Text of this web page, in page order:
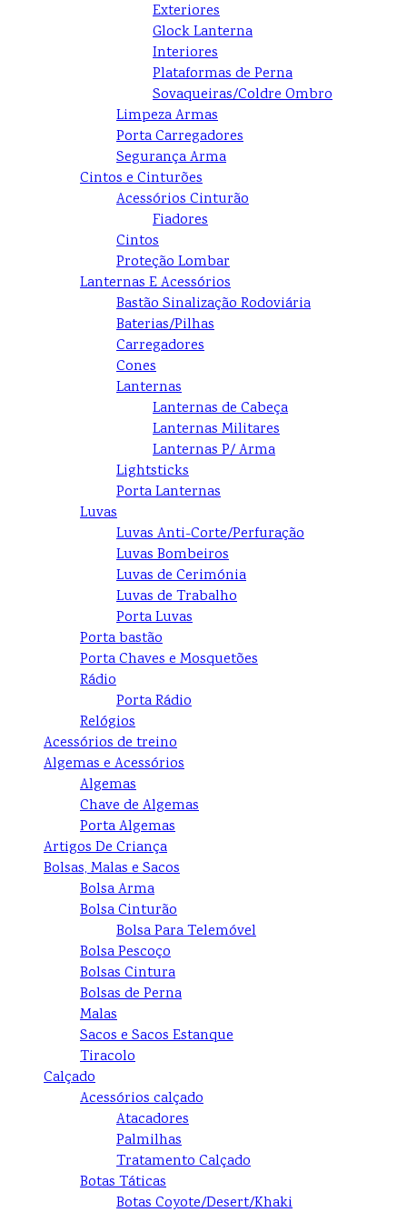
Exteriores
Glock Lanterna
Interiores
Plataformas de Perna
Sovaqueiras/Coldre Ombro
Limpeza Armas
Porta Carregadores
Segurança Arma
Cintos e Cinturões
Acessórios Cinturão
Fiadores
Cintos
Proteção Lombar
Lanternas E Acessórios
Bastão Sinalização Rodoviária
Baterias/Pilhas
Carregadores
Cones
Lanternas
Lanternas de Cabeça
Lanternas Militares
Lanternas P/ Arma
Lightsticks
Porta Lanternas
Luvas
Luvas Anti-Corte/Perfuração
Luvas Bombeiros
Luvas de Cerimónia
Luvas de Trabalho
Porta Luvas
Porta bastão
Porta Chaves e Mosquetões
Rádio
Porta Rádio
Relógios
Acessórios de treino
Algemas e Acessórios
Algemas
Chave de Algemas
Porta Algemas
Artigos De Criança
Bolsas, Malas e Sacos
Bolsa Arma
Bolsa Cinturão
Bolsa Para Telemóvel
Bolsa Pescoço
Bolsas Cintura
Bolsas de Perna
Malas
Sacos e Sacos Estanque
Tiracolo
Calçado
Acessórios calçado
Atacadores
Palmilhas
Tratamento Calçado
Botas Táticas
Botas Coyote/Desert/Khaki